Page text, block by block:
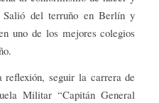
Salió del terruño en Berlín y
uno de los mejores colegios
reflexión, seguir la carrera de
Militar “Capitán General